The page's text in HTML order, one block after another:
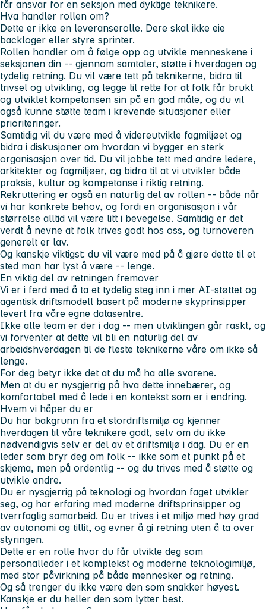
får ansvar for en seksjon med dyktige teknikere.
Hva handler rollen om?
Dette er ikke en leveranserolle. Dere skal ikke eie
backloger eller styre sprinter.
Rollen handler om å følge opp og utvikle menneskene i
seksjonen din -- gjennom samtaler, støtte i hverdagen og
tydelig retning. Du vil være tett på teknikerne, bidra til
trivsel og utvikling, og legge til rette for at folk får brukt
og utviklet kompetansen sin på en god måte, og du vil
også kunne støtte team i krevende situasjoner eller
prioriteringer.
Samtidig vil du være med å videreutvikle fagmiljøet og
bidra i diskusjoner om hvordan vi bygger en sterk
organisasjon over tid. Du vil jobbe tett med andre ledere,
arkitekter og fagmiljøer, og bidra til at vi utvikler både
praksis, kultur og kompetanse i riktig retning.
Rekruttering er også en naturlig del av rollen -- både når
vi har konkrete behov, og fordi en organisasjon i vår
størrelse alltid vil være litt i bevegelse. Samtidig er det
verdt å nevne at folk trives godt hos oss, og turnoveren
generelt er lav.
Og kanskje viktigst: du vil være med på å gjøre dette til et
sted man har lyst å være -- lenge.
En viktig del av retningen fremover
Vi er i ferd med å ta et tydelig steg inn i mer AI-støttet og
agentisk driftsmodell basert på moderne skyprinsipper
levert fra våre egne datasentre.
Ikke alle team er der i dag -- men utviklingen går raskt, og
vi forventer at dette vil bli en naturlig del av
arbeidshverdagen til de fleste teknikerne våre om ikke så
lenge.
For deg betyr ikke det at du må ha alle svarene.
Men at du er nysgjerrig på hva dette innebærer, og
komfortabel med å lede i en kontekst som er i endring.
Hvem vi håper du er
Du har bakgrunn fra et stordriftsmiljø og kjenner
hverdagen til våre teknikere godt, selv om du ikke
nødvendigvis selv er del av et driftsmiljø i dag. Du er en
leder som bryr deg om folk -- ikke som et punkt på et
skjema, men på ordentlig -- og du trives med å støtte og
utvikle andre.
Du er nysgjerrig på teknologi og hvordan faget utvikler
seg, og har erfaring med moderne driftsprinsipper og
tverrfaglig samarbeid. Du er trives i et miljø med høy grad
av autonomi og tillit, og evner å gi retning uten å ta over
styringen.
Dette er en rolle hvor du får utvikle deg som
personalleder i et komplekst og moderne teknologimiljø,
med stor påvirkning på både mennesker og retning.
Og så trenger du ikke være den som snakker høyest.
Kanskje er du heller den som lytter best.